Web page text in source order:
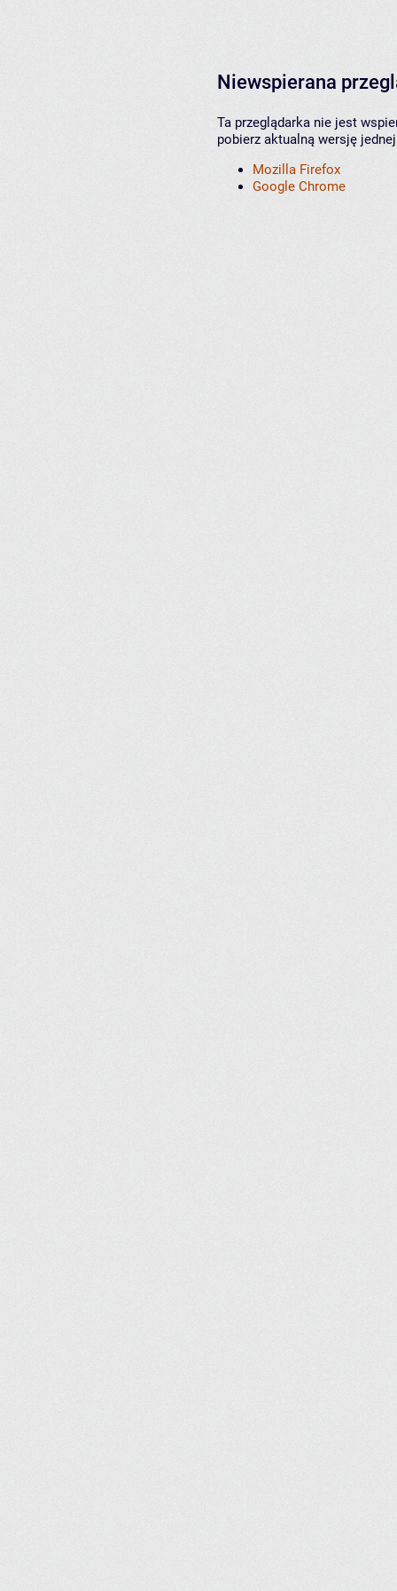
Niewspierana
Ta przeglądarka nie jest
pobierz aktualną wersję
Mozilla Firefox
Google Chrome